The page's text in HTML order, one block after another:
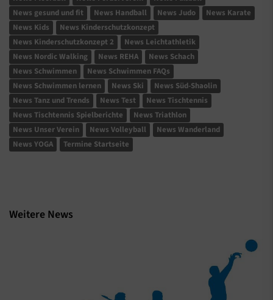
News gesund und fit
News Handball News Judo
News Karate
News Kids
News Kinderschutzkonzept
News Kinderschutzkonzept 2
News Leichtathletik
News Nordic Walking
News REHA
News Schach
News Schwimmen
News Schwimmen FAQs
News Schwimmen lernen
News Ski
News Süd-Shaolin
News Tanz und Trends
News Test
News Tischtennis
News Tischtennis Spielberichte
News Triathlon
News Unser Verein
News Volleyball
News Wanderland
News YOGA
Termine Startseite
Weitere News